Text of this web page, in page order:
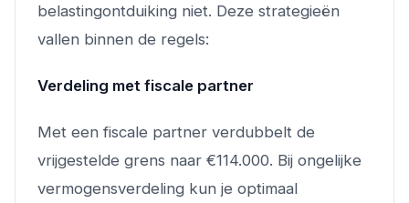
belastingontduiking niet. Deze strategieën
vallen binnen de regels:
Verdeling met fiscale partner
Met een fiscale partner verdubbelt de
vrijgestelde grens naar €114.000. Bij ongelijke
vermogensverdeling kun je optimaal